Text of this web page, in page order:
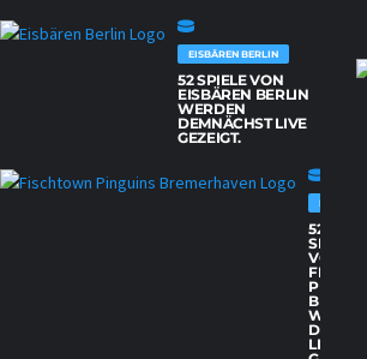
EISBÄREN BERLIN
52 SPIELE VON
EISBÄREN BERLIN
WERDEN
DEMNÄCHST LIVE
GEZEIGT.
52
SPIELE
VON
WERDEN
LIVE